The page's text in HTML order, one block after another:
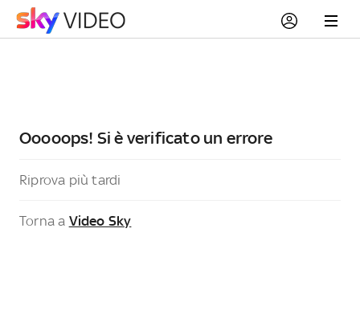
Ooooops! Si è verificato un errore
Riprova più tardi
Torna a Video Sky